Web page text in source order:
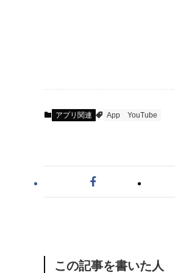
アプリ関連 App YouTube
この記事を書いた人